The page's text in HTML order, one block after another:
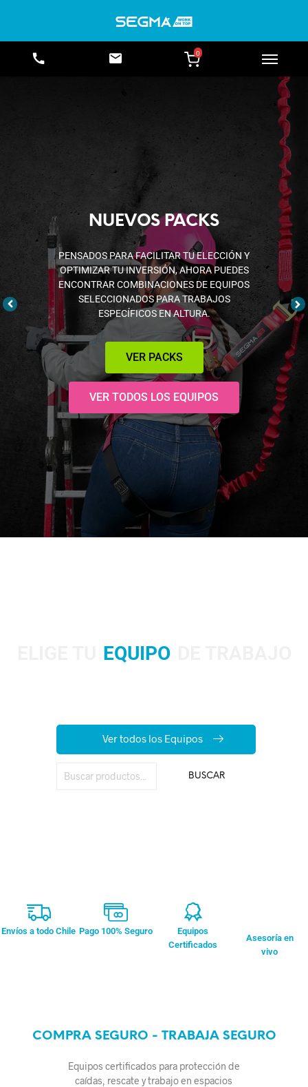
EQUIPOS DE RESCATE
DISPOSITIVOS Y SISTEMAS DISEÑADOS
PARA ESTABILIZAR, ASEGURAR Y EVACUAR
A UN USUARIO EN SITUACIONES DE
EMERGENCIA.
VER EQUIPOS DE RESCATE
VER TODOS LOS EQUIPOS
EQUIPO
Ver todos los Equipos
BUSCAR
Envíos a todo Chile Pago 100% Seguro
Equipos
Certificados
Asesoría en
vivo
COMPRA SEGURO - TRABAJA SEGURO
Equipos certificados para protección de
caídas, rescate y trabajo en espacios
0